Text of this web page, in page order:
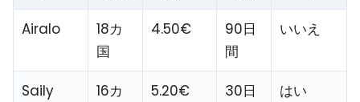
Airalo
18カ
国
4.50€
90日
間
いいえ
Saily
16カ
5.20€
30日
はい